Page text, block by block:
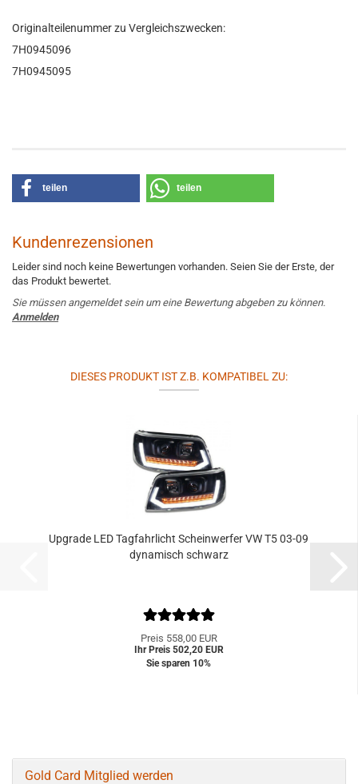
Originalteilenummer zu Vergleichszwecken:
7H0945096
7H0945095
teilen teilen
Kundenrezensionen
Leider sind noch keine Bewertungen vorhanden. Seien Sie der Erste, der
das Produkt bewertet.
Sie müssen angemeldet sein um eine Bewertung abgeben zu können.
Anmelden
DIESES PRODUKT IST Z.B. KOMPATIBEL ZU:
Upgrade LED Tagfahrlicht Scheinwerfer VW T5 03-09
dynamisch schwarz
Preis 558,00 EUR
Ihr Preis 502,20 EUR
Sie sparen 10%
Gold Card Mitglied werden